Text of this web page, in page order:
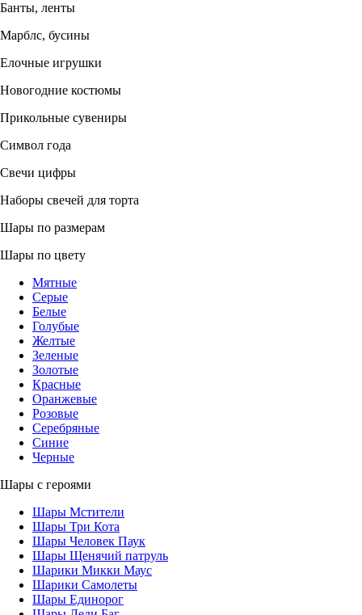
Банты, ленты
Марблс, бусины
Елочные игрушки
Новогодние костюмы
Прикольные сувениры
Символ года
Свечи цифры
Наборы свечей для торта
Шары по размерам
Шары по цвету
Мятные
Серые
Белые
Голубые
Желтые
Зеленые
Золотые
Красные
Оранжевые
Розовые
Серебряные
Синие
Черные
Шары с героями
Шары Мстители
Шары Три Кота
Шары Человек Паук
Шары Щенячий патруль
Шарики Микки Маус
Шарики Самолеты
Шары Единорог